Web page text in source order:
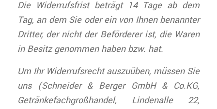
Die Widerrufsfrist beträgt 14 Tage ab dem
Tag, an dem Sie oder ein von Ihnen benannter
Dritter, der nicht der Beförderer ist, die Waren
in Besitz genommen haben bzw. hat.
Um Ihr Widerrufsrecht auszuüben, müssen Sie
uns (Schneider & Berger GmbH & Co.KG,
Getränkefachgroßhandel, Lindenalle 22,